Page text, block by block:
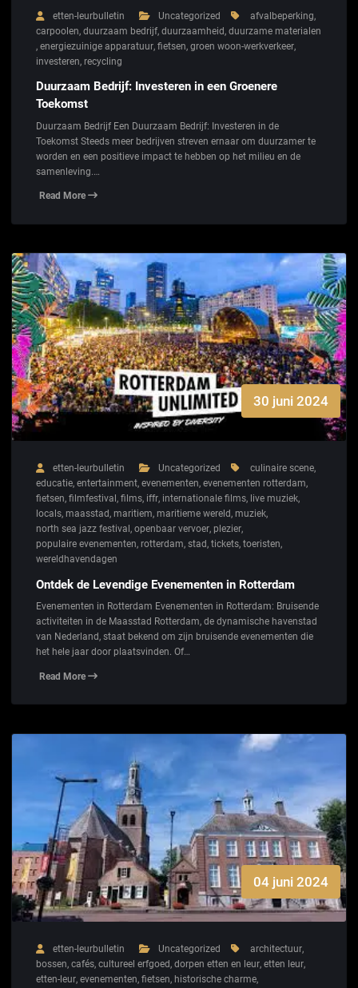
etten-leurbulletin Uncategorized afvalbeperking,
carpoolen, duurzaam bedrijf, duurzaamheid, duurzame materialen
, energiezuinige apparatuur, fietsen, groen woon-werkverkeer,
investeren, recycling
Duurzaam Bedrijf: Investeren in een Groenere
Toekomst
Duurzaam Bedrijf Een Duurzaam Bedrijf: Investeren in de
Toekomst Steeds meer bedrijven streven ernaar om duurzamer te
worden en een positieve impact te hebben op het milieu en de
samenleving.…
Read More
30 juni 2024
etten-leurbulletin Uncategorized culinaire scene,
educatie, entertainment, evenementen, evenementen rotterdam,
fietsen, filmfestival , films, iffr, internationale films, live muziek,
locals, maasstad, maritiem, maritieme wereld, muziek,
north sea jazz festival , openbaar vervoer, plezier,
populaire evenementen, rotterdam, stad, tickets, toeristen,
wereldhavendagen
Ontdek de Levendige Evenementen in Rotterdam
Evenementen in Rotterdam Evenementen in Rotterdam: Bruisende
activiteiten in de Maasstad Rotterdam, de dynamische havenstad
van Nederland, staat bekend om zijn bruisende evenementen die
het hele jaar door plaatsvinden. Of…
Read More
04 juni 2024
etten-leurbulletin Uncategorized architectuur,
bossen, cafés, cultureel erfgoed, dorpen etten en leur, etten leur,
etten-leur, evenementen, fietsen, historische charme,